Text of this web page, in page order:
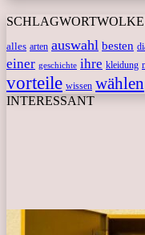
SCHLAGWORTWOLKE
alles arten auswahl besten
einer geschichte ihre kleidung
vorteile wissen wählen
INTERESSANT